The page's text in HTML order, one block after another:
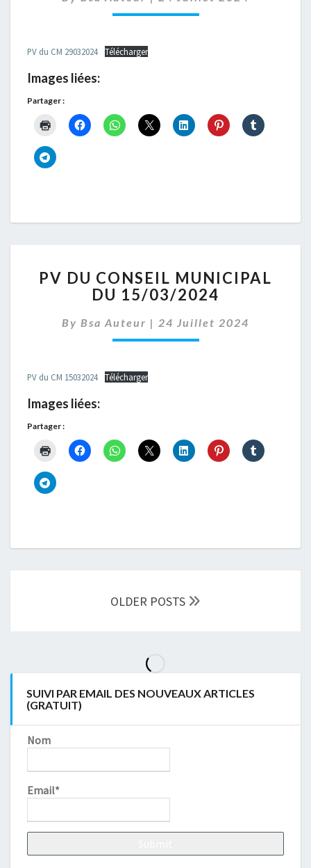
29/03/2024
PV du CM 29032024 Télécharger
Images liées:
Partager :
DU
CONSEIL
DU
15/03/2024
PV DU CONSEIL MUNICIPAL
DU 15/03/2024
By Bsa Auteur | 24 Juillet 2024
PV du CM 15032024 Télécharger
Images liées:
Partager :
OLDER POSTS
SUIVI PAR EMAIL DES NOUVEAUX ARTICLES
(GRATUIT)
Nom
Email*